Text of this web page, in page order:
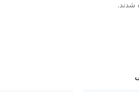
شدند.